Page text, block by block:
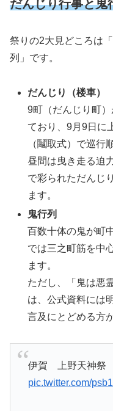
だんじり行事と鬼
祭りの2大見どころは
列」です。
だんじり（楼車）
9町（だんじり町
ており、9月9日に
（鬮取式）で巡行
昼間は曳き走る迫
で彩られただんじ
ます。
鬼行列
百数十体の鬼が町
では三之町筋を中
ます。
ただし、「鬼は悪
は、公式資料には
言及にとどめる方
伊賀 上野天神祭
pic.twitter.com/